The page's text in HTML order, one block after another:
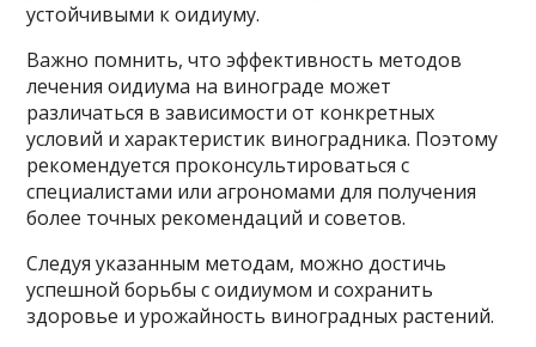
устойчивыми к оидиуму.
Важно помнить, что эффективность методов
лечения оидиума на винограде может
различаться в зависимости от конкретных
условий и характеристик виноградника. Поэтому
рекомендуется проконсультироваться с
специалистами или агрономами для получения
более точных рекомендаций и советов.
Следуя указанным методам, можно достичь
успешной борьбы с оидиумом и сохранить
здоровье и урожайность виноградных растений.